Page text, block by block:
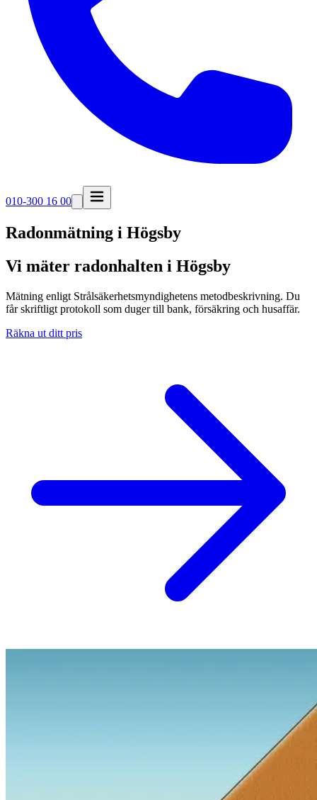
010-300 16 00
Radonmätning i Högsby
Vi mäter radonhalten i Högsby
Mätning enligt Strålsäkerhetsmyndighetens metodbeskrivning. Du
får skriftligt protokoll som duger till bank, försäkring och husaffär.
Räkna ut ditt pris